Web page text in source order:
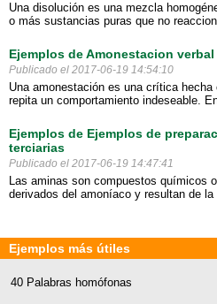
Una disolución es una mezcla
o más sustancias puras que no
Ejemplos de Amonestacion verbal
Publicado el 2017-06-19 14:54:10
Una amonestación es una crítica
repita un comportamiento indeseable.
Ejemplos de Ejemplos de
terciarias
Publicado el 2017-06-19 14:47:41
Las aminas son compuestos químicos
derivados del amoníaco y resultan de
Ejemplos más útiles
40 Palabras homófonas